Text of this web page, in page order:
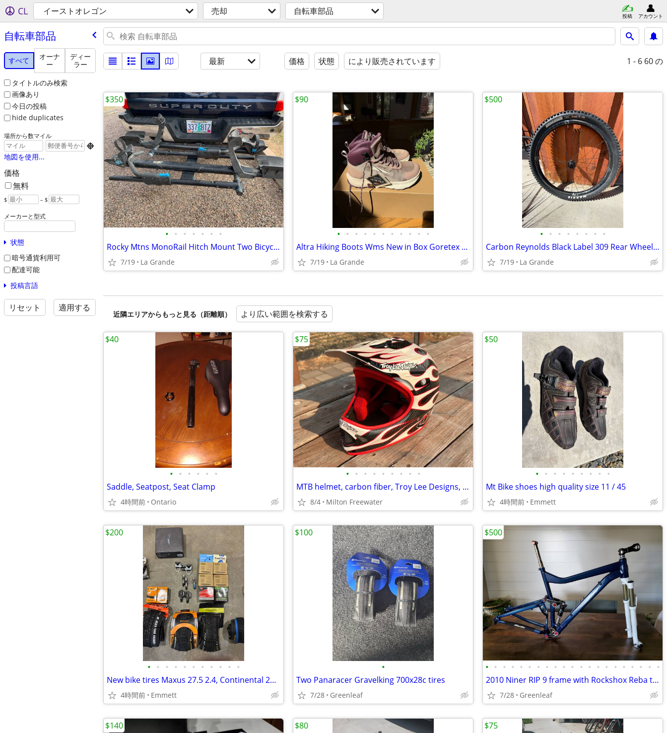
CL イーストオレゴン 売却 自転車部品 投稿 アカウント
自転車部品
すべて
オーナ
ー
ディー
ラー
タイトルのみ検索
画像あり
今日の投稿
hide duplicates
場所から数マイル

地図を使用...
価格
無料
$ – $
メーカーと型式
状態
暗号通貨利用可
配達可能
投稿言語
リセット 適用する
最新 価格 状態 により販売されています 1 - 6 60 の
• • • • • • •
Rocky Mtns MonoRail Hitch Mount Two Bicycle Rack 2 inch Receiver
7/19 La Grande
$350
• • • • • • • • • • •
Altra Hiking Boots Wms New in Box Goretex Vibram GTX
7/19 La Grande
$90
• • • • • • • •
Carbon Reynolds Black Label 309 Rear Wheel I-9 Hub Extras 29 inch
7/19 La Grande
$500
近隣エリアからもっと見る（距離順） より広い範囲を検索する
• • • • • •
Saddle, Seatpost, Seat Clamp
4時間前 Ontario
$40
• • • • • • • • •
MTB helmet, carbon fiber, Troy Lee Designs, md/lg
8/4 Milton Freewater
$75
• • • • • • • • •
Mt Bike shoes high quality size 11 / 45
4時間前 Emmett
$50
• • • • • • • • • • •
New bike tires Maxus 27.5 2.4, Continental 26 2.4 forte 26 x 2.3 and pen racer
4時間前 Emmett
$200
•
Two Panaracer Gravelking 700x28c tires
7/28 Greenleaf
$100
• • • • • • • • • • • • • • • • • • • • •
2010 Niner RIP 9 frame with Rockshox Reba ti fork
7/28 Greenleaf
$500
$140 $80 $75